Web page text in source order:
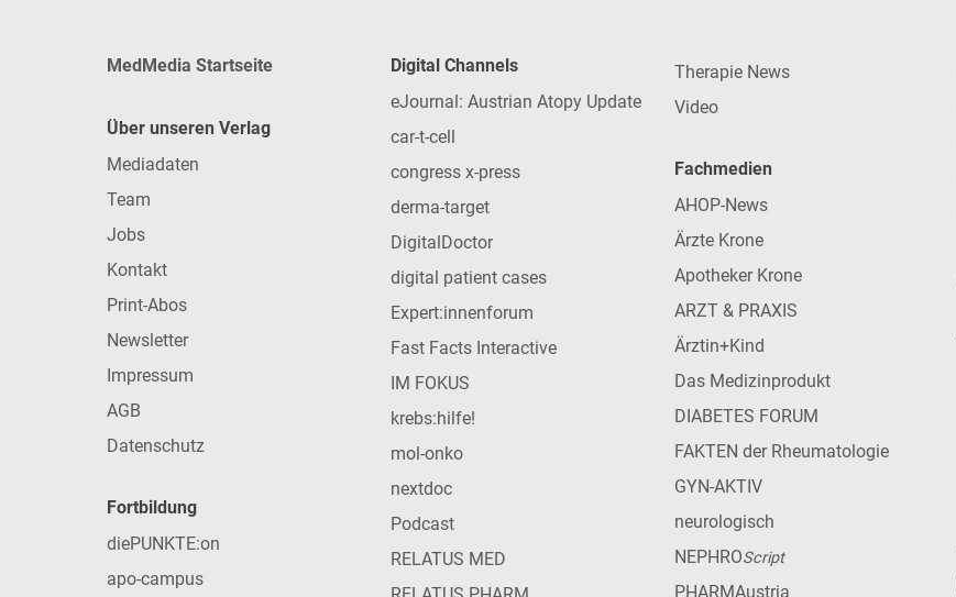
MedMedia Startseite
Über unseren Verlag
Mediadaten
Team
Jobs
Kontakt
Print-Abos
Newsletter
Impressum
AGB
Datenschutz
Fortbildung
diePUNKTE:on
apo-campus
Digital Channels
eJournal: Austrian Atopy Update
car-t-cell
congress x-press
derma-target
DigitalDoctor
digital patient cases
Expert:innenforum
Fast Facts Interactive
IM FOKUS
krebs:hilfe!
mol-onko
nextdoc
Podcast
RELATUS MED
Therapie News
Video
Fachmedien
AHOP-News
Ärzte Krone
Apotheker Krone
ARZT & PRAXIS
Ärztin+Kind
Das Medizinprodukt
DIABETES FORUM
FAKTEN der Rheumatologie
GYN-AKTIV
neurologisch
NEPHROScript
PHARMAustria